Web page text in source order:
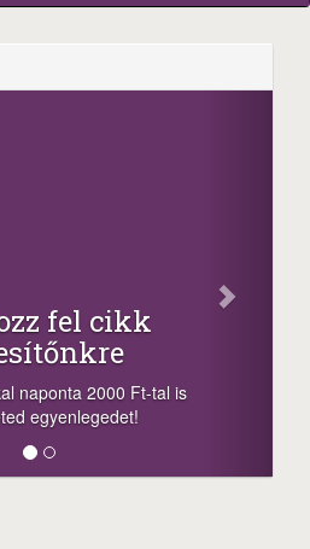
Oszd
a sorsolás
megosztási